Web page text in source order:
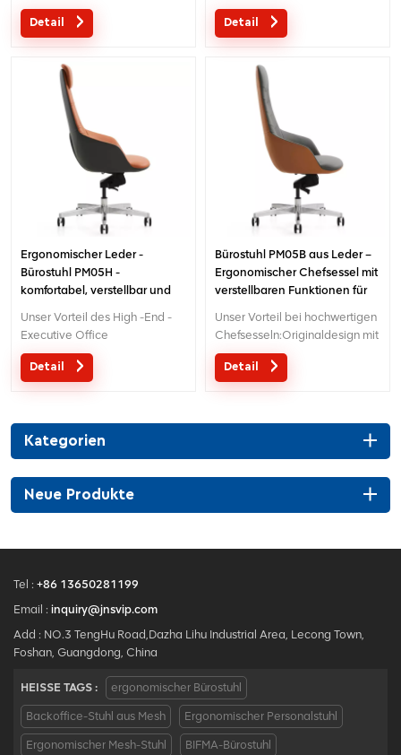
Chair: Ursprüngliches Design
mit Patent in China;
Patentkonstruktionskontrollmechanismus; 5
Jahre Garantie;
Detail
mit Patent in
China; Ergonomisch
Drahtsteuerungsmechanismus; 5
Jahre Garantie;
Detail
Ergonomischer Leder -
Bürostuhl PM05H -
komfortabel, verstellbar und
Unser Vorteil des High -End -
Executive Office
Chair:Ursprüngliches Design
mit Patent in China;
Jahre Garantie;
Detail
Bürostuhl PM05B aus Leder –
Ergonomischer Chefsessel mit
verstellbaren Funktionen für
Unser Vorteil bei hochwertigen
Chefsesseln:Originaldesign mit
Patent in China;Ergonomischer,
patentierter
Detail
Kategorien
Neue Produkte
Tel : +86 13650281199
Email : inquiry@jnsvip.com
Add : NO.3 TengHu Road,Dazha Lihu Industrial Area, Lecong Town,
Foshan, Guangdong, China
HEISSE TAGS : ergonomischer Bürostuhl
Backoffice-Stuhl aus Mesh Ergonomischer Personalstuhl
Ergonomischer Mesh-Stuhl BIFMA-Bürostuhl